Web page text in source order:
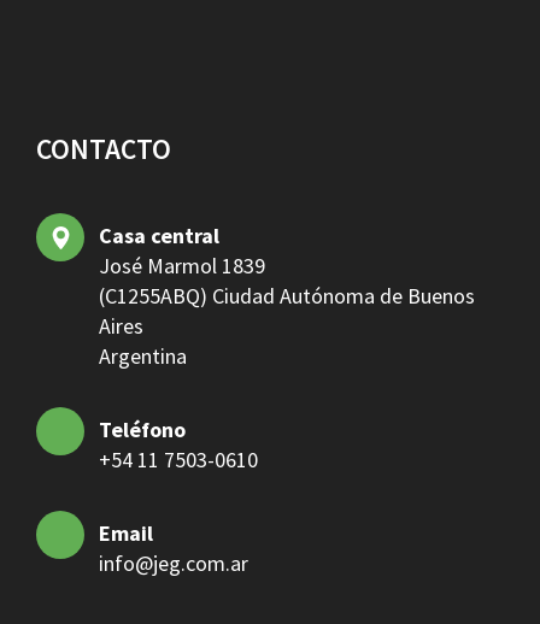
CONTACTO
Casa central
José Marmol 1839
(C1255ABQ) Ciudad Autónoma de Buenos
Aires
Argentina
Teléfono
+54 11 7503-0610
Email
info@jeg.com.ar